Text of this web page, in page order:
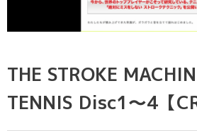
THE STROKE
TENNIS Disc1〜4【